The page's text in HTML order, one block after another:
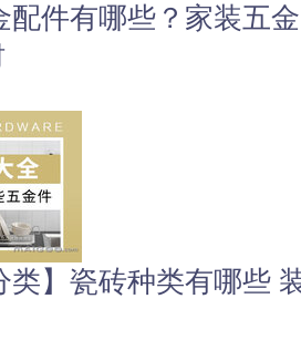
配件有哪些？家装五
类】瓷砖种类有哪些